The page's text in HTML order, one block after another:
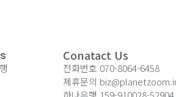
Conatact Us
전화번호 070-8064-6458
제휴문의